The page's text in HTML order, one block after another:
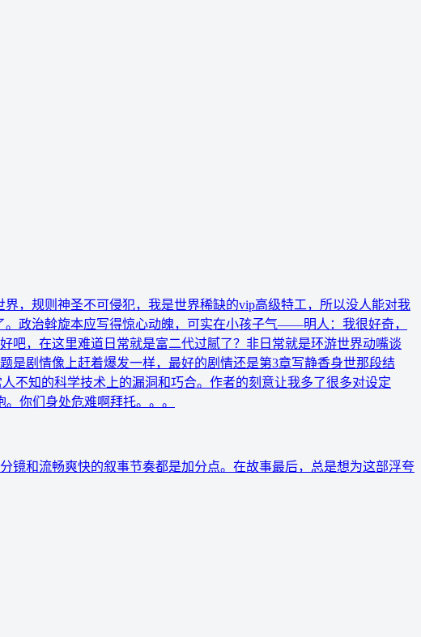
，规则神圣不可侵犯，我是世界稀缺的vip高级特工，所以没人能对我
政治斡旋本应写得惊心动魄，可实在小孩子气——明人：我很好奇，
吧，在这里难道日常就是富二代过腻了？非日常就是环游世界动嘴谈
是剧情像上赶着爆发一样，最好的剧情还是第3章写静香身世那段结
不知的科学技术上的漏洞和巧合。作者的刻意让我多了很多对设定
你们身处危难啊拜托。。。
镜和流畅爽快的叙事节奏都是加分点。在故事最后，总是想为这部浮夸